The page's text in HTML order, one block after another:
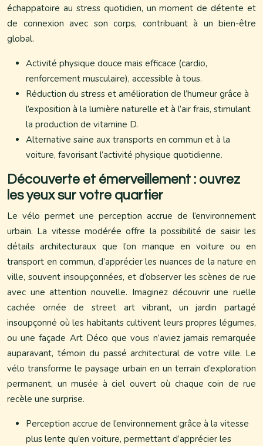
échappatoire au stress quotidien, un moment de détente et
de connexion avec son corps, contribuant à un bien-être
global.
Activité physique douce mais efficace (cardio,
renforcement musculaire), accessible à tous.
Réduction du stress et amélioration de l’humeur grâce à
l’exposition à la lumière naturelle et à l’air frais, stimulant
la production de vitamine D.
Alternative saine aux transports en commun et à la
voiture, favorisant l’activité physique quotidienne.
Découverte et émerveillement : ouvrez
les yeux sur votre quartier
Le vélo permet une perception accrue de l’environnement
urbain. La vitesse modérée offre la possibilité de saisir les
détails architecturaux que l’on manque en voiture ou en
transport en commun, d’apprécier les nuances de la nature en
ville, souvent insoupçonnées, et d’observer les scènes de rue
avec une attention nouvelle. Imaginez découvrir une ruelle
cachée ornée de street art vibrant, un jardin partagé
insoupçonné où les habitants cultivent leurs propres légumes,
ou une façade Art Déco que vous n’aviez jamais remarquée
auparavant, témoin du passé architectural de votre ville. Le
vélo transforme le paysage urbain en un terrain d’exploration
permanent, un musée à ciel ouvert où chaque coin de rue
recèle une surprise.
Perception accrue de l’environnement grâce à la vitesse
plus lente qu’en voiture, permettant d’apprécier les